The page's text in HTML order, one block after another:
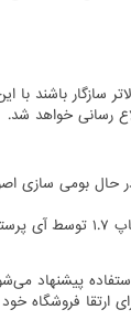
ها و قالب هایی که با نسخه های
رسانی خواهد شد.
حال بومی سازی
در حال حاضر روش اصلی
برای دانلود و